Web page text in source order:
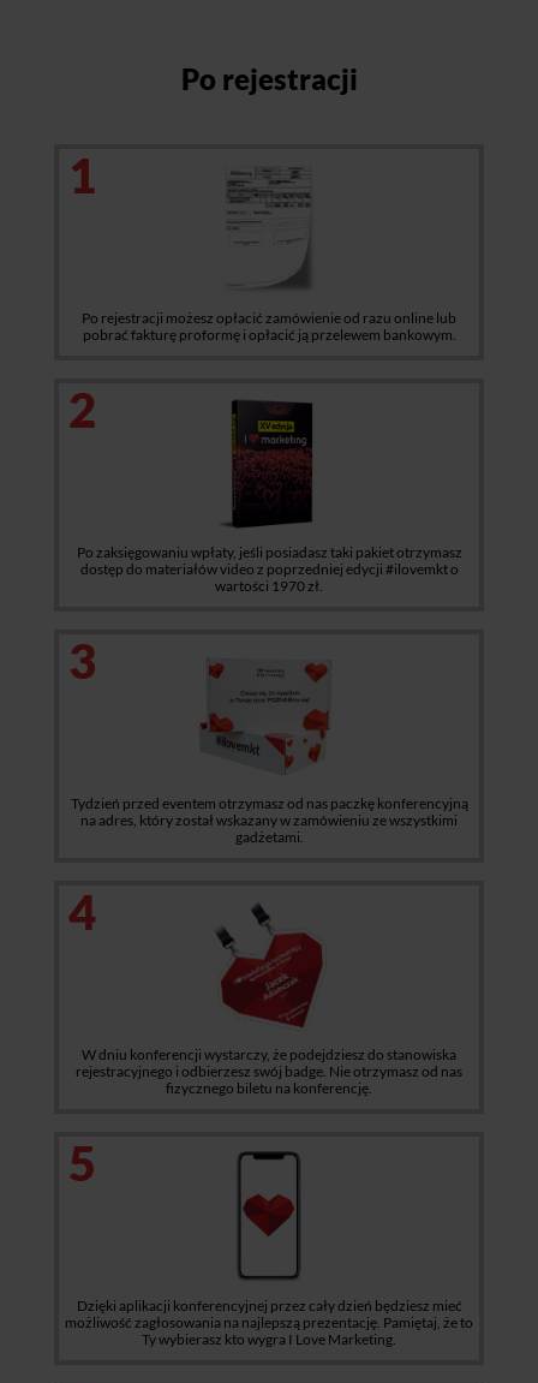
Po rejestracji
1
Po rejestracji możesz opłacić zamówienie od razu online lub
pobrać fakturę proformę i opłacić ją przelewem bankowym.
2
Po zaksięgowaniu wpłaty, jeśli posiadasz taki pakiet otrzymasz
dostęp do materiałów video z poprzedniej edycji #ilovemkt o
wartości 1970 zł.
3
Tydzień przed eventem otrzymasz od nas paczkę konferencyjną
na adres, który został wskazany w zamówieniu ze wszystkimi
gadżetami.
4
W dniu konferencji wystarczy, że podejdziesz do stanowiska
rejestracyjnego i odbierzesz swój badge. Nie otrzymasz od nas
fizycznego biletu na konferencję.
5
Dzięki aplikacji konferencyjnej przez cały dzień będziesz mieć
możliwość zagłosowania na najlepszą prezentację. Pamiętaj, że to
Ty wybierasz kto wygra I Love Marketing.